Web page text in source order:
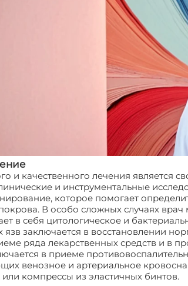
и качественного лечения является
и инструментальные
которое помогает
В особо сложных случаях
в себя цитологическое и
язв заключается в восстановлении
ряда лекарственных средств и в
в приеме
венозное и артериальное
компрессы из эластичных бинтов.